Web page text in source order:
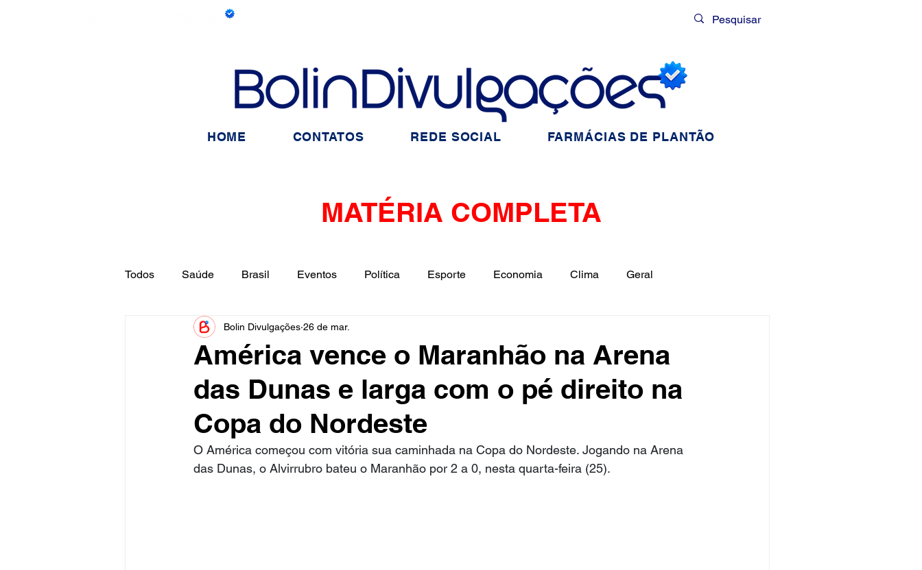
MATÉRIA COMPLETA
Todos Saúde Brasil Eventos Política Esporte Economia Clima Geral
Informe Publicitário Judiciário Cidades
Tecnologia Educação Influencer Luto Artista Seleção Brasileira
Nota de Esclarecimento
América vence o Maranhão na Arena
das Dunas e larga com o pé direito na
Copa do Nordeste
Bolin Divulgações 26 de mar.
O América começou com vitória sua caminhada na Copa do Nordeste. Jogando na Arena
das Dunas, o Alvirrubro bateu o Maranhão por 2 a 0, nesta quarta-feira (25).
HOME CONTATOS REDE SOCIAL FARMÁCIAS DE PLANTÃO